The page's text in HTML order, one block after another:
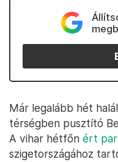
Már legalább hét
térségben pusztító
A vihar hétfőn ért
szigetországához